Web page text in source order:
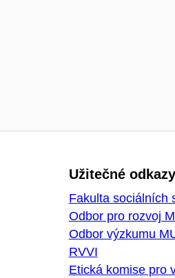
Užitečné odkazy
Fakulta sociálních
Odbor pro rozvoj
Odbor výzkumu
RVVI
Etická komise pro